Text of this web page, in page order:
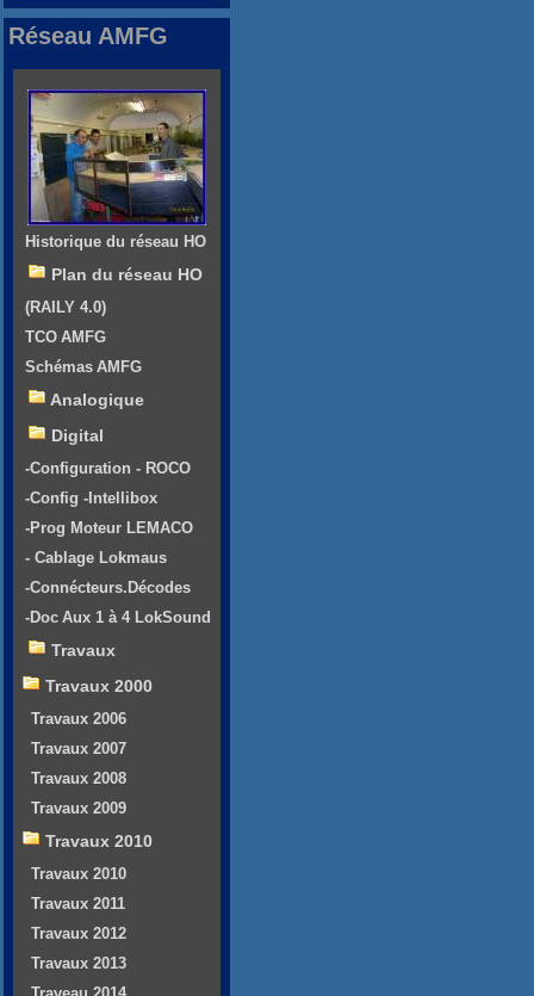
Réseau AMFG
Historique du réseau HO
Plan du réseau HO
(RAILY 4.0)
TCO AMFG
Schémas AMFG
Analogique
Digital
-Configuration - ROCO
-Config -Intellibox
-Prog Moteur LEMACO
- Cablage Lokmaus
-Connécteurs.Décodes
-Doc Aux 1 à 4 LokSound
Travaux
Travaux 2000
Travaux 2006
Travaux 2007
Travaux 2008
Travaux 2009
Travaux 2010
Travaux 2010
Travaux 2011
Travaux 2012
Travaux 2013